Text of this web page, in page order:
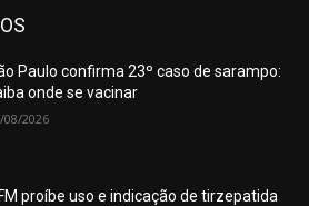
Paulo confirma 23º caso de sarampo:
onde se vacinar
08/2026
proíbe uso e indicação de tirzepatida